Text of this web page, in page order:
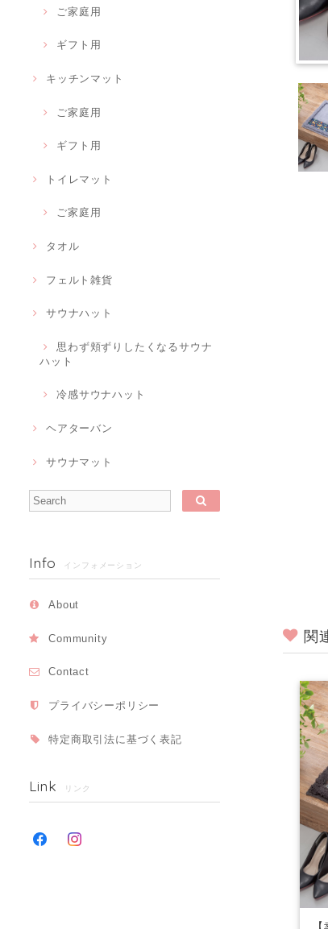
ご家庭用
ギフト用
キッチンマット
ご家庭用
ギフト用
トイレマット
ご家庭用
タオル
フェルト雑貨
サウナハット
思わず頬ずりしたくなるサウナ
ハット
冷感サウナハット
ヘアターバン
サウナマット
Info インフォメーション
About
Community
Contact
プライバシーポリシー
特定商取引法に基づく表記
Link リンク
関